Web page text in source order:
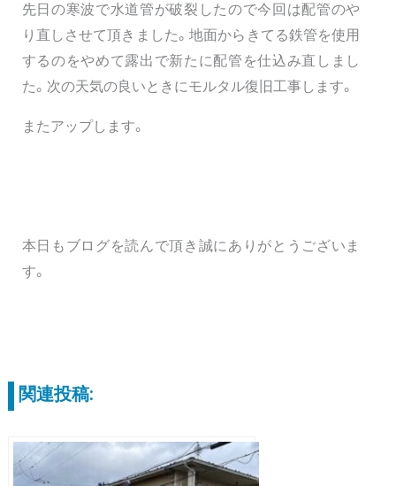
先日の寒波で水道管が破裂したので今回は配管のや
り直しさせて頂きました。地面からきてる鉄管を使用
するのをやめて露出で新たに配管を仕込み直しまし
た。次の天気の良いときにモルタル復旧工事します。
またアップします。
本日もブログを読んで頂き誠にありがとうございま
す。
関連投稿: